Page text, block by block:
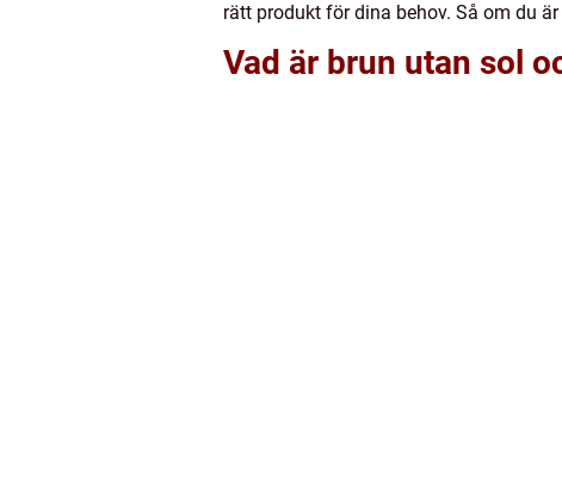
rätt produkt för dina behov. Så om du
Vad är brun utan sol